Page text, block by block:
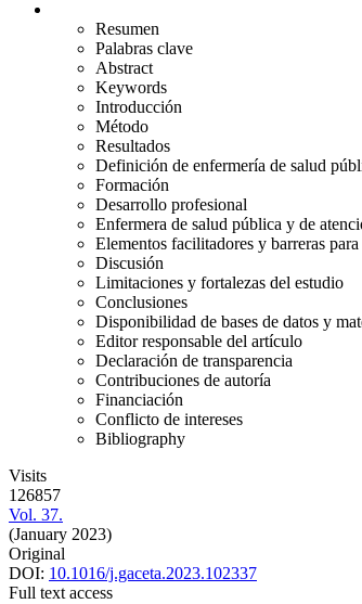
Resumen
Palabras clave
Abstract
Keywords
Introducción
Método
Resultados
Definición de enfermería de salud
Formación
Desarrollo profesional
Enfermera de salud pública y de
Elementos facilitadores y barreras
Discusión
Limitaciones y fortalezas del estudio
Conclusiones
Disponibilidad de bases de datos y
Editor responsable del artículo
Declaración de transparencia
Contribuciones de autoría
Financiación
Conflicto de intereses
Bibliography
Visits
126857
Vol. 37.
(January 2023)
Original
DOI: 10.1016/j.gaceta.2023.102337
Full text access